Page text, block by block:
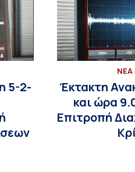
5-2-
ΝΕΑ
Έκτακτη
και ώρα
Επιτροπή